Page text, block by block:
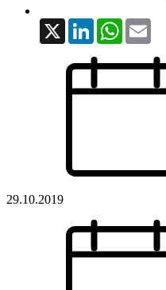
X LinkedIn
29.10.2019